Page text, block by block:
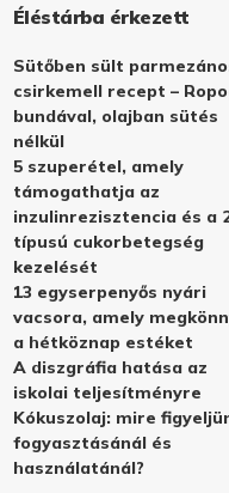
Éléstárba érkezett
Sütőben sült
csirkemell recept –
bundával, olajban sütés
nélkül
5 szuperétel, amely
támogathatja az
inzulinrezisztencia és a
típusú cukorbetegség
kezelését
13 egyserpenyős nyári
vacsora, amely
a hétköznap estéket
A diszgráfia hatása az
iskolai teljesítményre
Kókuszolaj: mire
fogyasztásánál és
használatánál?